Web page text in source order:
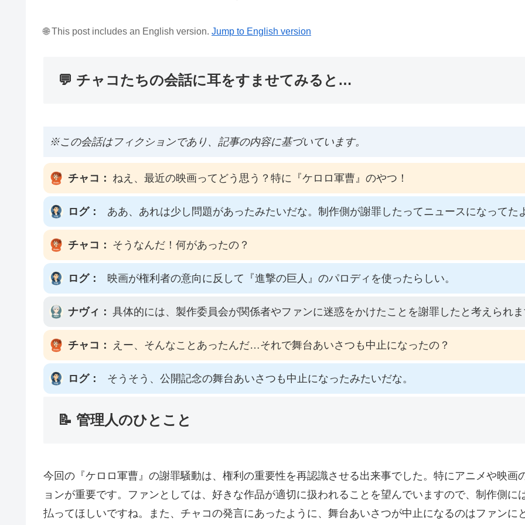
🌐 This post includes an English version. Jump to English version
💬 チャコたちの会話に耳をすませてみると…
※この会話はフィクションであり、記事の内容に基づいています。
チャコ： ねえ、最近の映画ってどう思う？特に『ケロロ軍曹』のやつ！
ログ： ああ、あれは少し問題があったみたいだな。制作側が謝罪したってニュースになってた
チャコ： そうなんだ！何があったの？
ログ： 映画が権利者の意向に反して『進撃の巨人』のパロディを使ったらしい。
ナヴィ： 具体的には、製作委員会が関係者やファンに迷惑をかけたことを謝罪したと考えられ
チャコ： えー、そんなことあったんだ…それで舞台あいさつも中止になったの？
ログ： そうそう、公開記念の舞台あいさつも中止になったみたいだな。
📝 管理人のひとこと
今回の『ケロロ軍曹』の謝罪騒動は、権利の重要性を再認識させる出来事でした。特にアニメや映
ョンが重要です。ファンとしては、好きな作品が適切に扱われることを望んでいますので、制作側
払ってほしいですね。また、チャコの発言にあったように、舞台あいさつが中止になるのはファン